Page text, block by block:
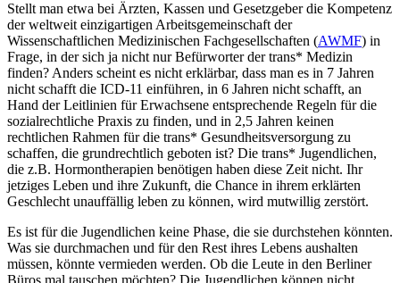
Stellt man etwa bei Ärzten, Kassen und Gesetzgeber die Kompetenz
der weltweit einzigartigen Arbeitsgemeinschaft der
Wissenschaftlichen Medizinischen Fachgesellschaften (AWMF) in
Frage, in der sich ja nicht nur Befürworter der trans* Medizin
finden? Anders scheint es nicht erklärbar, dass man es in 7 Jahren
nicht schafft die ICD-11 einführen, in 6 Jahren nicht schafft, an
Hand der Leitlinien für Erwachsene entsprechende Regeln für die
sozialrechtliche Praxis zu finden, und in 2,5 Jahren keinen
rechtlichen Rahmen für die trans* Gesundheitsversorgung zu
schaffen, die grundrechtlich geboten ist? Die trans* Jugendlichen,
die z.B. Hormontherapien benötigen haben diese Zeit nicht. Ihr
jetziges Leben und ihre Zukunft, die Chance in ihrem erklärten
Geschlecht unauffällig leben zu können, wird mutwillig zerstört.
Es ist für die Jugendlichen keine Phase, die sie durchstehen könnten.
Was sie durchmachen und für den Rest ihres Lebens aushalten
müssen, könnte vermieden werden. Ob die Leute in den Berliner